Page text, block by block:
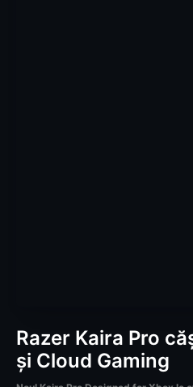
Razer Kaira Pro
și Cloud Gaming